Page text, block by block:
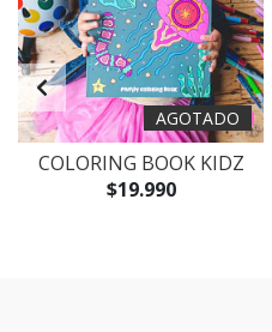
AGOTADO
COLORING BOOK KIDZ
$19.990